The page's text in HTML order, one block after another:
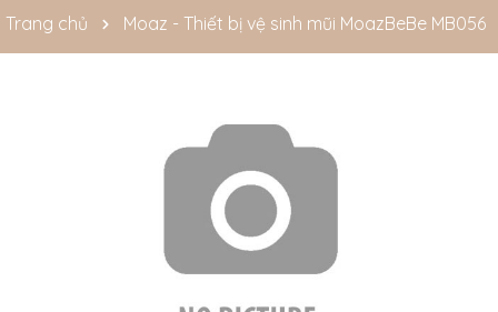
Trang chủ Moaz - Thiết bị vệ sinh mũi MoazBeBe MB056